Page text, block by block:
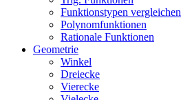
Funktionstypen vergleichen
Polynomfunktionen
Rationale Funktionen
Geometrie
Winkel
Dreiecke
Vierecke